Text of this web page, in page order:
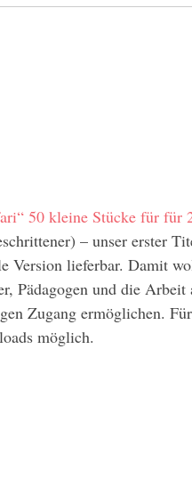
50 kleine Stücke für für
– unser erster
Version lieferbar. Damit
Pädagogen und die
Zugang ermöglichen.
möglich.